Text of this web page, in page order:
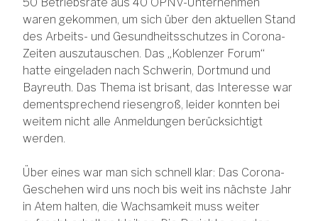
waren gekommen, um sich über den aktuellen Stand
des Arbeits- und Gesundheitsschutzes in Corona-
Zeiten auszutauschen. Das „Koblenzer Forum“
hatte eingeladen nach Schwerin, Dortmund und
Bayreuth. Das Thema ist brisant, das Interesse war
dementsprechend riesengroß, leider konnten bei
weitem nicht alle Anmeldungen berücksichtigt
werden.
Über eines war man sich schnell klar: Das Corona-
Geschehen wird uns noch bis weit ins nächste Jahr
in Atem halten, die Wachsamkeit muss weiter